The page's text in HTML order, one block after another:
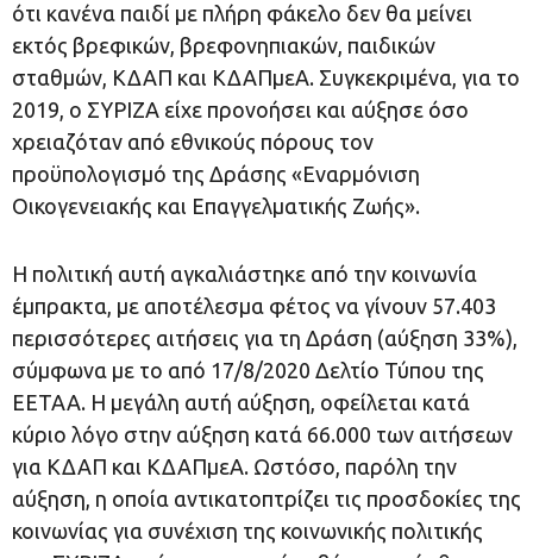
ότι κανένα παιδί με πλήρη φάκελο δεν θα μείνει
εκτός βρεφικών, βρεφονηπιακών, παιδικών
σταθμών, ΚΔΑΠ και ΚΔΑΠμεΑ. Συγκεκριμένα, για το
2019, ο ΣΥΡΙΖΑ είχε προνοήσει και αύξησε όσο
χρειαζόταν από εθνικούς πόρους τον
προϋπολογισμό της Δράσης «Εναρμόνιση
Οικογενειακής και Επαγγελματικής Ζωής».
Η πολιτική αυτή αγκαλιάστηκε από την κοινωνία
έμπρακτα, με αποτέλεσμα φέτος να γίνουν 57.403
περισσότερες αιτήσεις για τη Δράση (αύξηση 33%),
σύμφωνα με το από 17/8/2020 Δελτίο Τύπου της
ΕΕΤΑΑ. Η μεγάλη αυτή αύξηση, οφείλεται κατά
κύριο λόγο στην αύξηση κατά 66.000 των αιτήσεων
για ΚΔΑΠ και ΚΔΑΠμεΑ. Ωστόσο, παρόλη την
αύξηση, η οποία αντικατοπτρίζει τις προσδοκίες της
κοινωνίας για συνέχιση της κοινωνικής πολιτικής